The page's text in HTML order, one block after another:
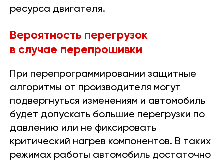
ресурса двигателя.
Вероятность перегрузок
в случае перепрошивки
При перепрограммировании защитные
алгоритмы от производителя могут
подвергнуться изменениям и автомобиль
будет допускать большие перегрузки по
давлению или не фиксировать
критический нагрев компонентов. В таких
режимах работы автомобиль достаточно